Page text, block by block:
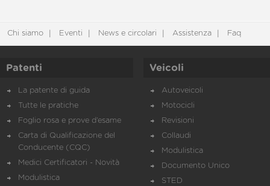
Chi siamo Eventi News e circolari Assistenza Faq
Patenti
La patente di guida
Tutte le pratiche
Foglio rosa e prove d’esame
Carta di Qualificazione del
Conducente (CQC)
Medici Certificatori - Novità
Modulistica
Veicoli
Autoveicoli
Motocicli
Revisioni
Collaudi
Modulistica
Documento Unico
STED